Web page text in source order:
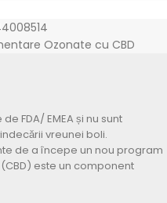
Ozonate cu CBD
FDA/ EMEA și nu sunt
vreunei boli.
de a începe un nou program
este un component